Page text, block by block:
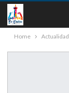
Home Actualidad